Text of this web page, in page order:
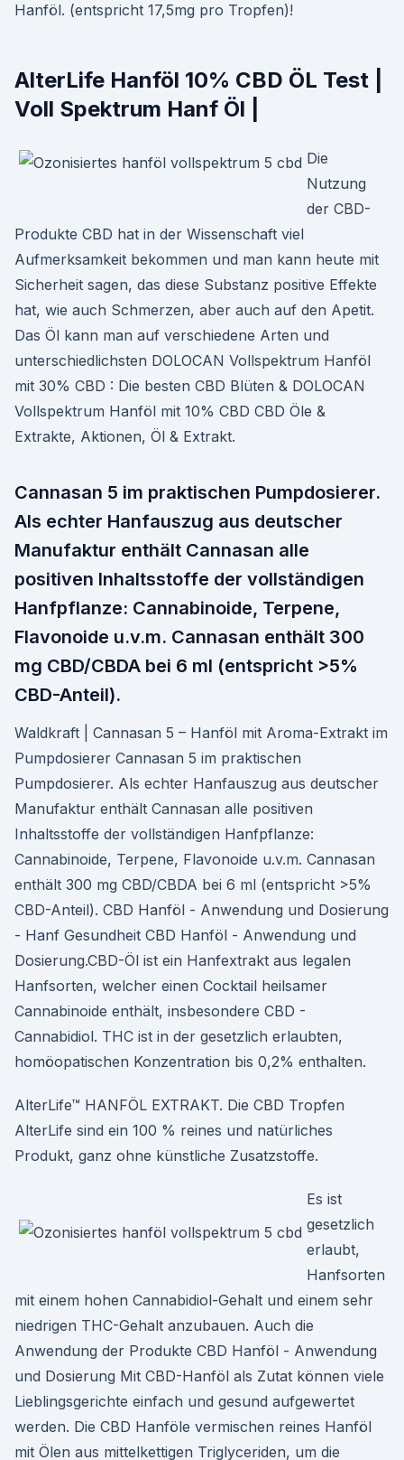
Hanföl. (entspricht 17,5mg pro Tropfen)!
AlterLife Hanföl 10% CBD ÖL Test |
Voll Spektrum Hanf Öl |
Die
Nutzung
der CBD-
Produkte CBD hat in der Wissenschaft viel
Aufmerksamkeit bekommen und man kann heute mit
Sicherheit sagen, das diese Substanz positive Effekte
hat, wie auch Schmerzen, aber auch auf den Apetit.
Das Öl kann man auf verschiedene Arten und
unterschiedlichsten DOLOCAN Vollspektrum Hanföl
mit 30% CBD : Die besten CBD Blüten & DOLOCAN
Vollspektrum Hanföl mit 10% CBD CBD Öle &
Extrakte, Aktionen, Öl & Extrakt.
Cannasan 5 im praktischen Pumpdosierer.
Als echter Hanfauszug aus deutscher
Manufaktur enthält Cannasan alle
positiven Inhaltsstoffe der vollständigen
Hanfpflanze: Cannabinoide, Terpene,
Flavonoide u.v.m. Cannasan enthält 300
mg CBD/CBDA bei 6 ml (entspricht >5%
CBD-Anteil).
Waldkraft | Cannasan 5 – Hanföl mit Aroma-Extrakt im
Pumpdosierer Cannasan 5 im praktischen
Pumpdosierer. Als echter Hanfauszug aus deutscher
Manufaktur enthält Cannasan alle positiven
Inhaltsstoffe der vollständigen Hanfpflanze:
Cannabinoide, Terpene, Flavonoide u.v.m. Cannasan
enthält 300 mg CBD/CBDA bei 6 ml (entspricht >5%
CBD-Anteil). CBD Hanföl - Anwendung und Dosierung
- Hanf Gesundheit CBD Hanföl - Anwendung und
Dosierung.CBD-Öl ist ein Hanfextrakt aus legalen
Hanfsorten, welcher einen Cocktail heilsamer
Cannabinoide enthält, insbesondere CBD -
Cannabidiol. THC ist in der gesetzlich erlaubten,
homöopatischen Konzentration bis 0,2% enthalten.
AlterLife™ HANFÖL EXTRAKT. Die CBD Tropfen
AlterLife sind ein 100 % reines und natürliches
Produkt, ganz ohne künstliche Zusatzstoffe.
Es ist
gesetzlich
erlaubt,
Hanfsorten
mit einem hohen Cannabidiol-Gehalt und einem sehr
niedrigen THC-Gehalt anzubauen. Auch die
Anwendung der Produkte CBD Hanföl - Anwendung
und Dosierung Mit CBD-Hanföl als Zutat können viele
Lieblingsgerichte einfach und gesund aufgewertet
werden. Die CBD Hanföle vermischen reines Hanföl
mit Ölen aus mittelkettigen Triglyceriden, um die